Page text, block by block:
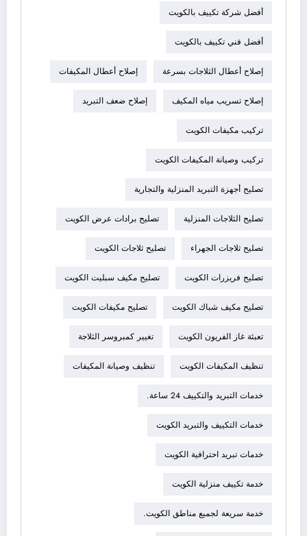
أفضل شركة تكييف بالكويت
أفضل فني تكييف بالكويت
إصلاح أعطال الثلاجات بسرعة إصلاح أعطال المكيفات
إصلاح تسريب مياه المكيف إصلاح ضعف التبريد
تركيب مكيفات الكويت
تركيب وصيانة المكيفات الكويت
تصليح أجهزة التبريد المنزلية والتجارية
تصليح الثلاجات المنزلية تصليح برادات عرض الكويت
تصليح ثلاجات الجهراء تصليح ثلاجات الكويت
تصليح فريزرات الكويت تصليح مكيف سبليت الكويت
تصليح مكيف شباك الكويت تصليح مكيفات الكويت
تعبئة غاز الفريون الكويت تغيير كمبروسر الثلاجة
تنظيف المكيفات الكويت تنظيف وصيانة المكيفات
خدمات التبريد والتكييف 24 ساعة.
خدمات التكييف والتبريد الكويت
خدمات تبريد احترافية الكويت
خدمة تكييف منزلية الكويت
خدمة سريعة لجميع مناطق الكويت.